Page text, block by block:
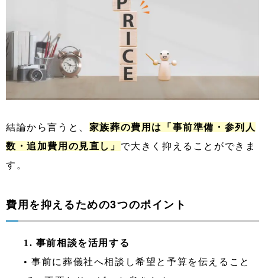
結論から言うと、 家族葬の費用は「事前準備・参列人
数・追加費用の見直し」 で大きく抑えることができま
す。
費用を抑えるための3つのポイント
1. 事前相談を活用する
• 事前に葬儀社へ相談し希望と予算を伝えること